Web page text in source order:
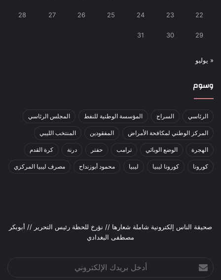
22
23
24
25
26
27
28
29
30
31
« يوليو
وسوم
الرئاسي السراج المؤسسة الوطنية للنفط المجلس الرئاسي
المركز الوطني لمكافحة الأمراض المفقودين المنتخب الليبي
الهجرة الوضع الوبائي ترامب حفتر درنة كرة القدم
كورونا كورونا ليبيا ليبيا محمود أبوزنداح مصرف ليبيا المركزي
صحيقة الناس إلكترونية شاملة شعارها // نؤرخ للحظة رئيس التحرير // أبوبكر
مصطفى البغدادي
بريدك